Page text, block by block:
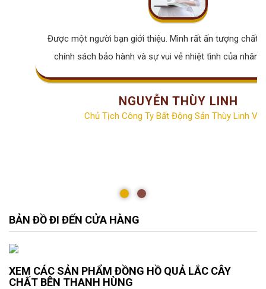
Được một người bạn giới thiệu. Mình rất ấn tượng chất
chính sách bảo hành và sự vui vẻ nhiệt tình của nhân
NGUYỄN THÙY LINH
Chủ Tịch Công Ty Bất Động Sản Thùy Linh
BẢN ĐỒ ĐI ĐẾN CỬA HÀNG
XEM CÁC SẢN PHẨM ĐỒNG HỒ QUẢ LẮC CÂY
CHẤT BÊN THANH HÙNG